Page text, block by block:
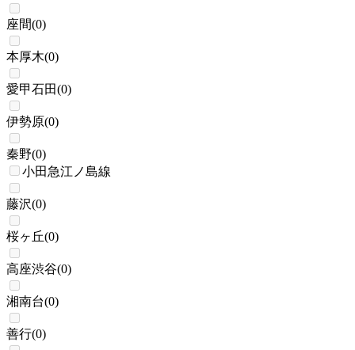
座間(0)
本厚木(0)
愛甲石田(0)
伊勢原(0)
秦野(0)
小田急江ノ島線
藤沢(0)
桜ヶ丘(0)
高座渋谷(0)
湘南台(0)
善行(0)